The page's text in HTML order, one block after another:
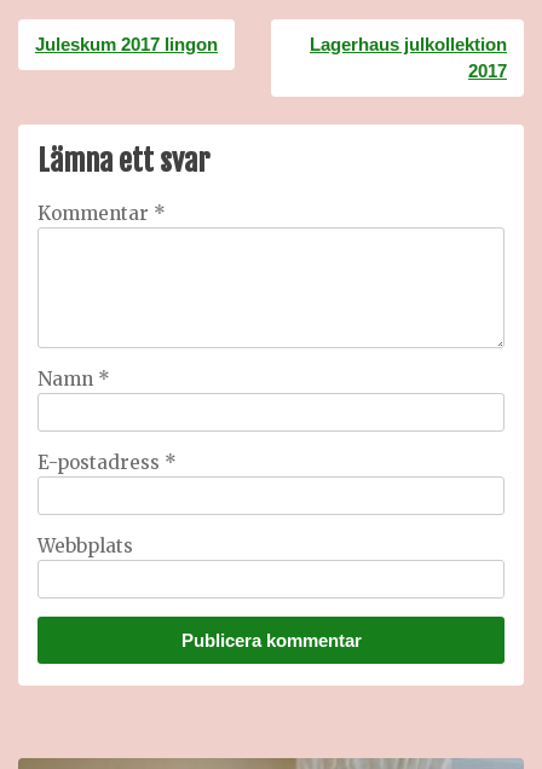
Inläggsnavigering
Juleskum 2017 lingon
Lagerhaus julkollektion
2017
Lämna ett svar
Kommentar *
Namn *
E-postadress *
Webbplats